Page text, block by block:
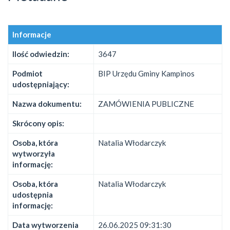
Informacje
Ilość odwiedzin: 3647
Podmiot
udostępniający:
BIP Urzędu Gminy Kampinos
Nazwa dokumentu: ZAMÓWIENIA PUBLICZNE
Skrócony opis:
Osoba, która
wytworzyła
informację:
Natalia Włodarczyk
Osoba, która
udostępnia
informację:
Natalia Włodarczyk
Data wytworzenia 26.06.2025 09:31:30